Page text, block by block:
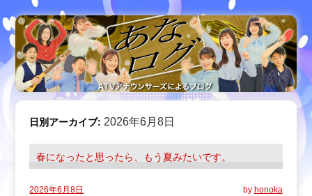
日別アーカイブ:2026年6月8日
春になったと思ったら、もう夏みたいです。
2026年6月8日 by honoka